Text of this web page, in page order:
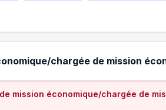
chargée de mission
mission économique/chargée de